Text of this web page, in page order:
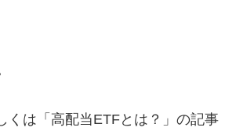
くは「高配当ETFとは？」の記事